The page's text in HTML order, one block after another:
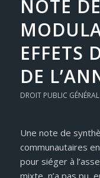
NOTE
EFFETS
DE
DROIT PUBLIC GÉNÉRAL
Une note de
communautaires
pour siéger à
mixte, n’a pas pu,